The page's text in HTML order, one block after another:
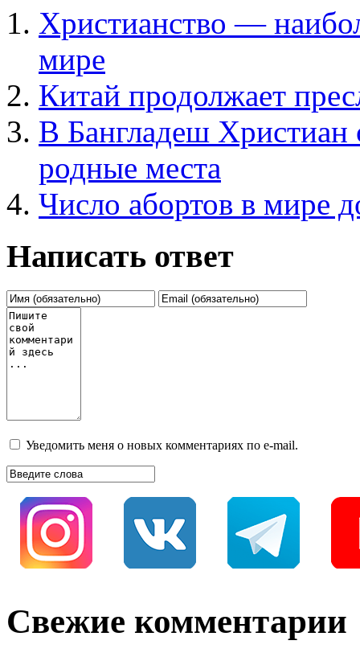
Христианство —
мире
Китай продолжает
B Бангладеш
родные места
Число абортов в мире
Написать ответ
Уведомить меня о новых комментариях по e-mail.
Свежие комментарии